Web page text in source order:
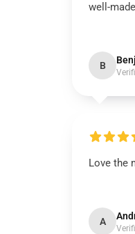
well-
B
Love the
A